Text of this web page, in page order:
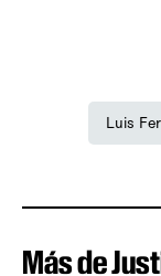
Luis
Más de